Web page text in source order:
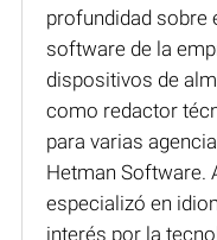
profundidad sobre
software de la
dispositivos de
como redactor
para varias
Hetman Software.
especializó en
interés por la